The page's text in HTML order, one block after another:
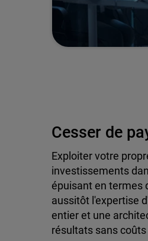
Cesser de
Exploiter votre
investissements
épuisant en termes
aussitôt l'expertise
entier et une
résultats sans